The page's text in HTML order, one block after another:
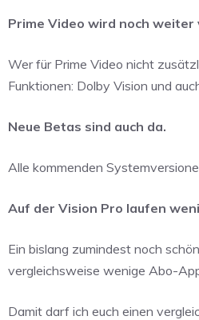
Prime Video wird noch
Wer für Prime Video nicht
Funktionen: Dolby Vision und
Neue Betas sind auch da.
Alle kommenden
Auf der Vision Pro laufen
Ein bislang zumindest noch
vergleichsweise wenige Abo-
Damit darf ich euch einen